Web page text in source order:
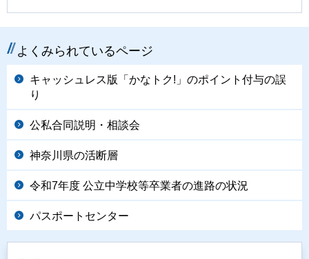
よくみられているページ
キャッシュレス版「かなトク!」のポイント付与の誤
り
公私合同説明・相談会
神奈川県の活断層
令和7年度 公立中学校等卒業者の進路の状況
パスポートセンター